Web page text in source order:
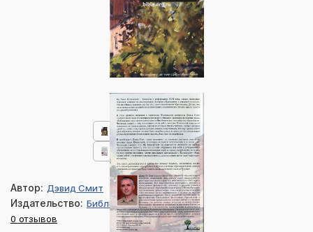
Автор: Дэвид Смит
Издательство: Библия для всех
0 отзывов